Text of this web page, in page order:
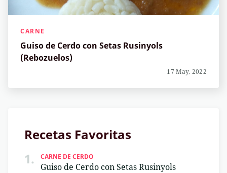
CARNE
Guiso de Cerdo con Setas Rusinyols
(Rebozuelos)
17 May, 2022
Recetas Favoritas
1.
CARNE DE CERDO
Guiso de Cerdo con Setas Rusinyols